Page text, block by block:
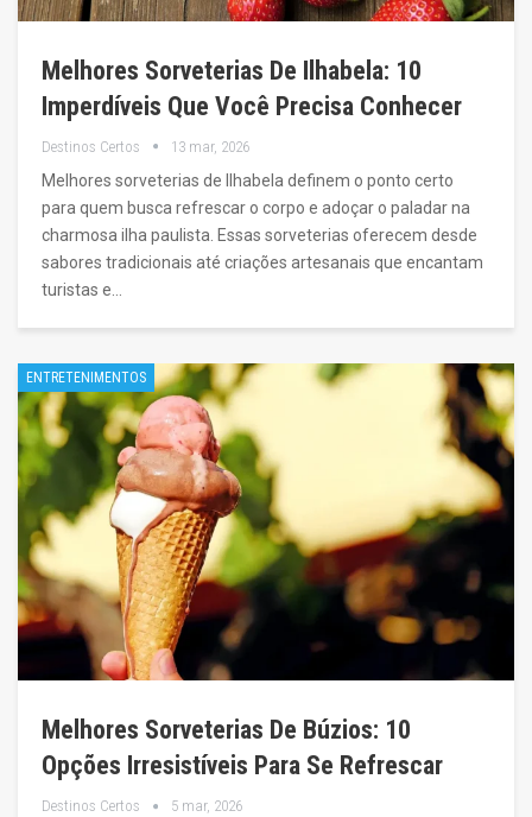
Melhores Sorveterias De Ilhabela: 10
Imperdíveis Que Você Precisa Conhecer
Destinos Certos 13 mar, 2026
Melhores sorveterias de Ilhabela definem o ponto certo
para quem busca refrescar o corpo e adoçar o paladar na
charmosa ilha paulista. Essas sorveterias oferecem desde
sabores tradicionais até criações artesanais que encantam
turistas e…
ENTRETENIMENTOS
Melhores Sorveterias De Búzios: 10
Opções Irresistíveis Para Se Refrescar
Destinos Certos 5 mar, 2026